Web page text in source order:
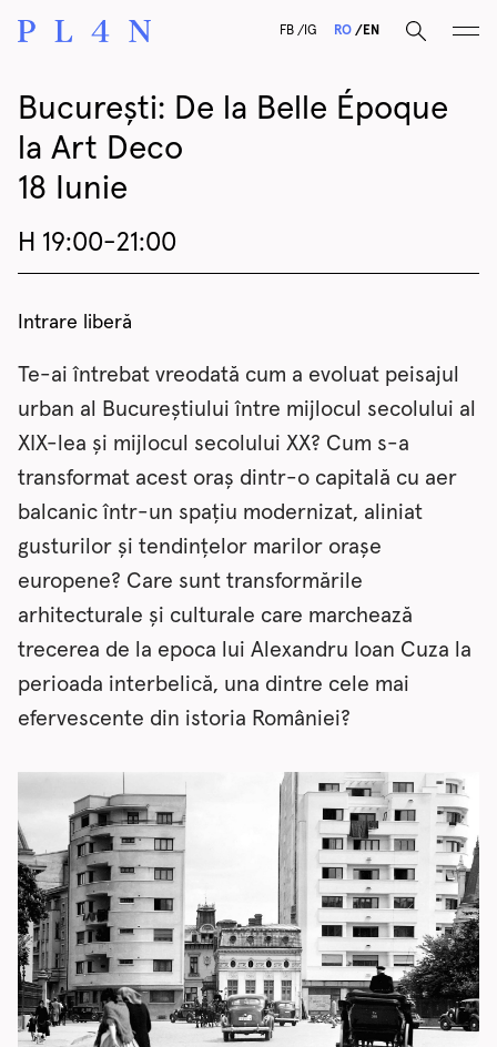
FB G RO EN
București: De la Belle Époque
la Art Deco
18 Iunie
H 19:00-21:00
Intrare liberă
Te-ai întrebat vreodată cum a evoluat peisajul
urban al Bucureștiului între mijlocul secolului al
XIX-lea și mijlocul secolului XX? Cum s-a
transformat acest oraș dintr-o capitală cu aer
balcanic într-un spațiu modernizat, aliniat
gusturilor și tendințelor marilor orașe
europene? Care sunt transformările
arhitecturale și culturale care marchează
trecerea de la epoca lui Alexandru Ioan Cuza la
perioada interbelică, una dintre cele mai
efervescente din istoria României?